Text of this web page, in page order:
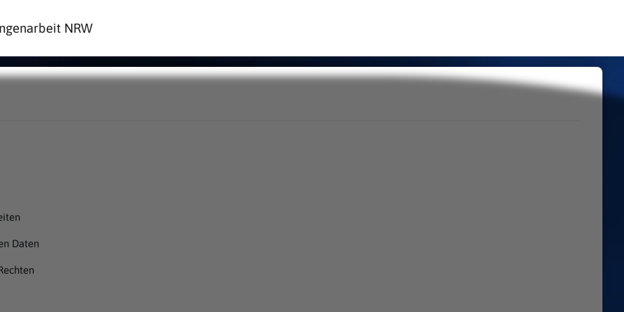
NRW
Daten